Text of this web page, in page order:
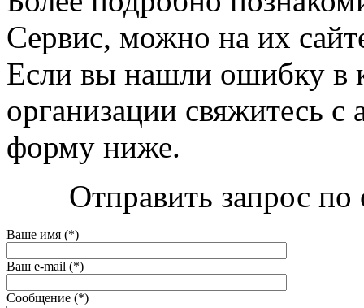
Сервис, можно на их
Если вы нашли ошибку в
организации свяжитесь
форму ниже.
Отправить запрос
Ваше имя (*)
Ваш e-mail (*)
Сообщение (*)